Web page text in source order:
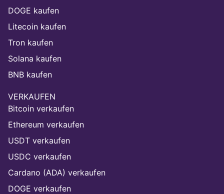
DOGE kaufen
Litecoin kaufen
Tron kaufen
Solana kaufen
BNB kaufen
VERKAUFEN
Bitcoin verkaufen
Ethereum verkaufen
USDT verkaufen
USDC verkaufen
Cardano (ADA) verkaufen
DOGE verkaufen